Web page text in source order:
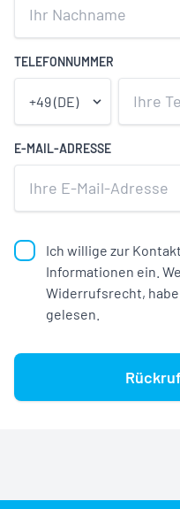
TELEFONNUMMER
E-MAIL-ADRESSE
Ich willige zur
Informationen ein.
Widerrufsrecht,
gelesen.